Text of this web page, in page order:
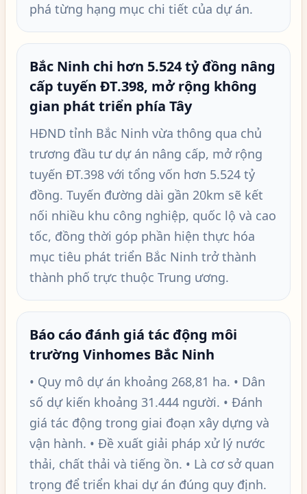
phá từng hạng mục chi tiết của dự án.
Bắc Ninh chi hơn 5.524 tỷ đồng nâng
cấp tuyến ĐT.398, mở rộng không
gian phát triển phía Tây
HĐND tỉnh Bắc Ninh vừa thông qua chủ
trương đầu tư dự án nâng cấp, mở rộng
tuyến ĐT.398 với tổng vốn hơn 5.524 tỷ
đồng. Tuyến đường dài gần 20km sẽ kết
nối nhiều khu công nghiệp, quốc lộ và cao
tốc, đồng thời góp phần hiện thực hóa
mục tiêu phát triển Bắc Ninh trở thành
thành phố trực thuộc Trung ương.
Báo cáo đánh giá tác động môi
trường Vinhomes Bắc Ninh
• Quy mô dự án khoảng 268,81 ha. • Dân
số dự kiến khoảng 31.444 người. • Đánh
giá tác động trong giai đoạn xây dựng và
vận hành. • Đề xuất giải pháp xử lý nước
thải, chất thải và tiếng ồn. • Là cơ sở quan
trọng để triển khai dự án đúng quy định.